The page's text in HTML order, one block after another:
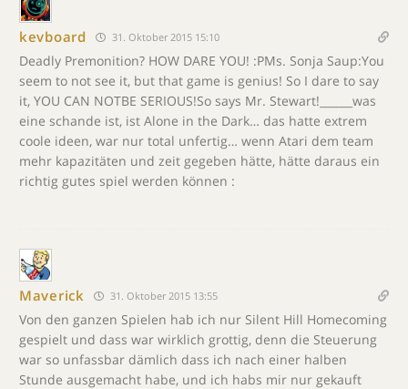
kevboard 31. Oktober 2015 15:10
Deadly Premonition? HOW DARE YOU! :PMs. Sonja Saup:You
seem to not see it, but that game is genius! So I dare to say
it, YOU CAN NOTBE SERIOUS!So says Mr. Stewart!______was
eine schande ist, ist Alone in the Dark… das hatte extrem
coole ideen, war nur total unfertig… wenn Atari dem team
mehr kapazitäten und zeit gegeben hätte, hätte daraus ein
richtig gutes spiel werden können :
Maverick 31. Oktober 2015 13:55
Von den ganzen Spielen hab ich nur Silent Hill Homecoming
gespielt und dass war wirklich grottig, denn die Steuerung
war so unfassbar dämlich dass ich nach einer halben
Stunde ausgemacht habe, und ich habs mir nur gekauft